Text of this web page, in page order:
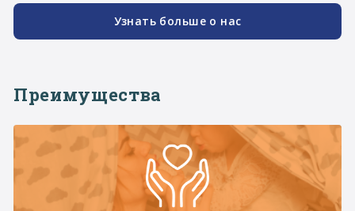
Узнать больше о нас
Преимущества